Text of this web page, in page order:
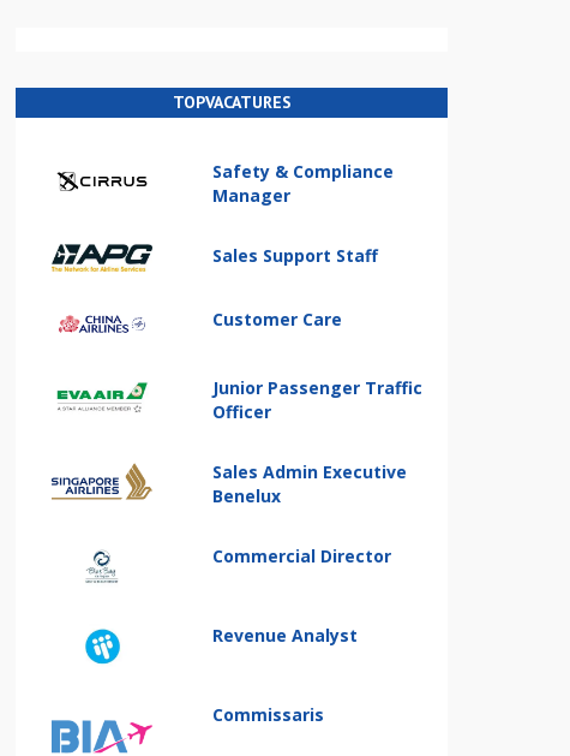
TOPVACATURES
Safety & Compliance
Manager
Sales Support Staff
Customer Care
Junior Passenger Traffic
Officer
Sales Admin Executive
Benelux
Commercial Director
Revenue Analyst
Commissaris